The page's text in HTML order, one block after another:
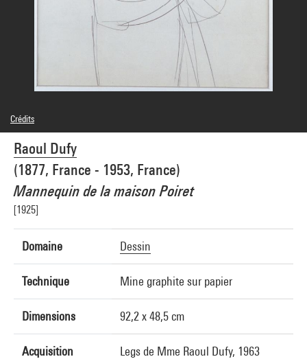
Raoul Dufy
(1877, France - 1953, France)
Mannequin de la maison Poiret
[1925]
Domaine Dessin
Technique Mine graphite sur papier
Dimensions 92,2 x 48,5 cm
Acquisition Legs de Mme Raoul Dufy, 1963
Crédits
Légende : Récolement, image du Musée des Tissus - Chambre de commerce et
d'industrie de Lyon
Domaine public
Crédit photographique : Musée des Tissus - Chambre de commerce et d'industrie de
Lyon
Réf. image : 5A04089
Diffusion image :